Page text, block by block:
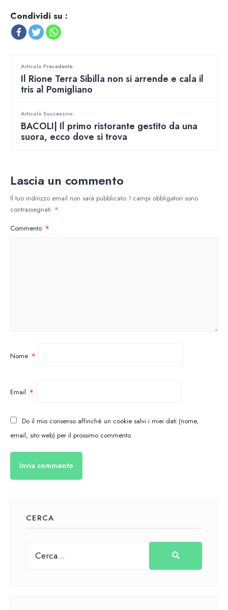
Condividi su :
Articolo Precedente:
Il Rione Terra Sibilla non si arrende e cala il
tris al Pomigliano
Articolo Successivo:
BACOLI| Il primo ristorante gestito da una
suora, ecco dove si trova
Lascia un commento
Il tuo indirizzo email non sarà pubblicato. I campi obbligatori sono
contrassegnati *
Commento *
Nome *
Email *
Do il mio consenso affinché un cookie salvi i miei dati (nome,
email, sito web) per il prossimo commento.
CERCA